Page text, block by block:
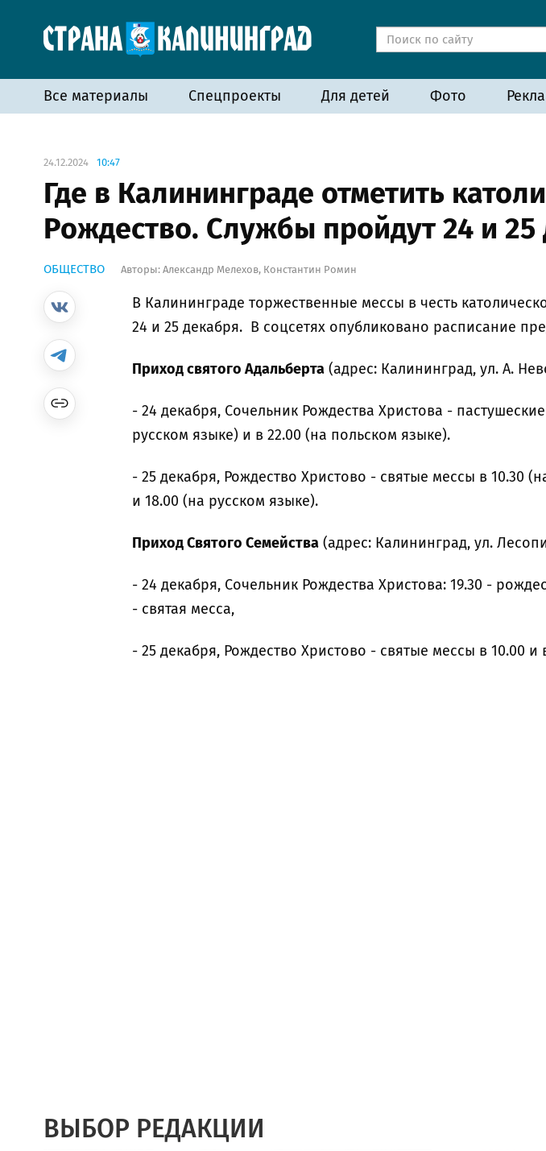
Все материалы Спецпроекты Для детей Фото
24.12.2024 10:47
Где в Калининграде отметить
Рождество. Службы пройдут 24 и 25
ОБЩЕСТВО Авторы: Александр Мелехов, Константин Ромин
В Калининграде торжественные мессы в честь
24 и 25 декабря. В соцсетях опубликовано расписание
Приход святого Адальберта (адрес: Калининград, ул. А.
- 24 декабря, Сочельник Рождества Христова -
русском языке) и в 22.00 (на польском языке).
- 25 декабря, Рождество Христово - святые мессы в 10.30
и 18.00 (на русском языке).
Приход Святого Семейства (адрес: Калининград, ул.
- 24 декабря, Сочельник Рождества Христова: 19.30 -
- святая месса,
- 25 декабря, Рождество Христово - святые мессы в 10.00 и
ВЫБОР РЕДАКЦИИ